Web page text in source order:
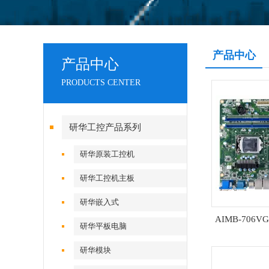
产品中心
PRODUCTS CENTER
研华工控产品系列
研华原装工控机
研华工控机主板
研华嵌入式
研华平板电脑
研华模块
产品中心
AIMB-